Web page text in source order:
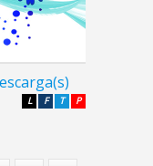
P
T
F
L